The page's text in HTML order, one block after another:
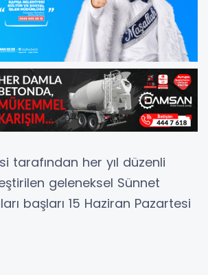
tarafından her yıl düzenli
geleneksel Sünnet
başları 15 Haziran Pazartesi